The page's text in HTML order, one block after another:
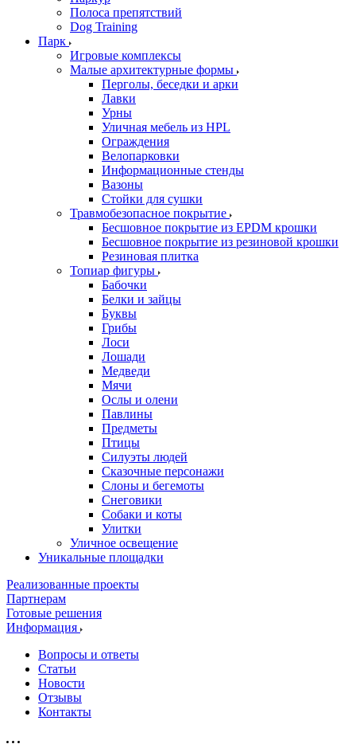
Полоса препятствий
Dog Training
Парк
Игровые комплексы
Малые архитектурные формы
Перголы, беседки и арки
Лавки
Урны
Уличная мебель из HPL
Ограждения
Велопарковки
Информационные стенды
Вазоны
Стойки для сушки
Травмобезопасное покрытие
Бесшовное покрытие из EPDM крошки
Бесшовное покрытие из резиновой крошки
Резиновая плитка
Топиар фигуры
Бабочки
Белки и зайцы
Буквы
Грибы
Лоси
Лошади
Медведи
Мячи
Ослы и олени
Павлины
Предметы
Птицы
Силуэты людей
Сказочные персонажи
Слоны и бегемоты
Снеговики
Собаки и коты
Улитки
Уличное освещение
Уникальные площадки
Реализованные проекты
Партнерам
Готовые решения
Информация
Вопросы и ответы
Статьи
Новости
Отзывы
Контакты